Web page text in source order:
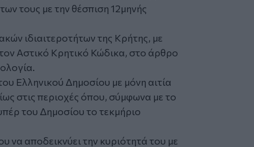
τους με την θέσπιση 12μηνής
ιδιαιτεροτήτων της Κρήτης, με
Αστικό Κρητικό Κώδικα, στο άρθρο
Ελληνικού Δημοσίου με μόνη αιτία
στις περιοχές όπου, σύμφωνα με το
του Δημοσίου το τεκμήριο
να αποδεικνύει την κυριότητά του με